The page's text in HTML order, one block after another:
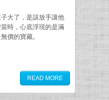
大了，是該放手讓他
時，心底浮現的是滿
價的寶藏。
READ MORE